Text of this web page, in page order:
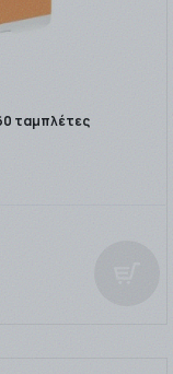
ταμπλέτες